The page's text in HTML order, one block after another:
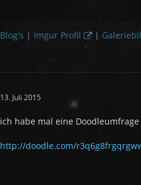
Blog's | Imgur Profil |
13. Juli 2015
ich habe mal eine
http://doodle.com/